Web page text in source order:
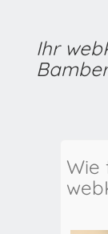
Ihr
Wie